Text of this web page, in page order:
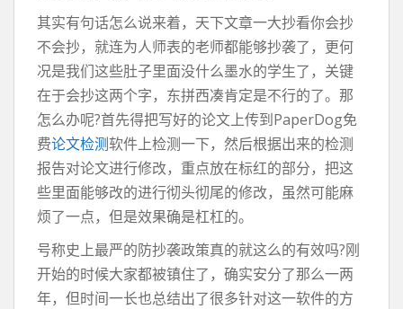
其实有句话怎么说来着，天下文章一大抄看你会抄
不会抄，就连为人师表的老师都能够抄袭了，更何
况是我们这些肚子里面没什么墨水的学生了，关键
在于会抄这两个字，东拼西凑肯定是不行的了。那
怎么办呢?首先得把写好的论文上传到PaperDog免
费论文检测软件上检测一下，然后根据出来的检测
报告对论文进行修改，重点放在标红的部分，把这
些里面能够改的进行彻头彻尾的修改，虽然可能麻
烦了一点，但是效果确是杠杠的。
号称史上最严的防抄袭政策真的就这么的有效吗?刚
开始的时候大家都被镇住了，确实安分了那么一两
年，但时间一长也总结出了很多针对这一软件的方